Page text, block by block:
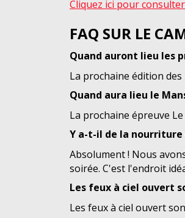
Cliquez ici pour
FAQ SUR LE
Quand auront lieu les
La prochaine édition
Quand aura lieu le
La prochaine épreuve
Y a-t-il de la nourriture
Absolument ! Nous
soirée. C'est l'endroit
Les feux à ciel ouvert
Les feux à ciel ouvert